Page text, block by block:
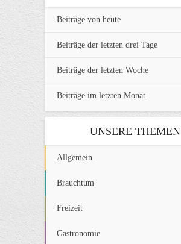
Beiträge von heute
Beiträge der letzten drei Tage
Beiträge der letzten Woche
Beiträge im letzten Monat
UNSERE THEMEN
Allgemein
Brauchtum
Freizeit
Gastronomie